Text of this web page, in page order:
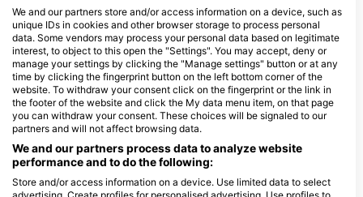
1315 WYNNUM ROAD, 4173
TINGALPA, QLD - استرالیا
MANTA LODGE AND SCUBA
CENTRE, North Stradbroke
Island
132 Dickson Way, 4183 POINT
LOOKOUT, QLD - استرالیا
We and our partners store and/or access information on a device, such as
unique IDs in cookies and other browser storage to process personal
data. Some vendors may process your personal data based on legitimate
interest, to object to this open the "Settings". You may accept, deny or
manage your settings by clicking the "Manage settings" button or at any
time by clicking the fingerprint button on the left bottom corner of the
website. To withdraw your consent click on the fingerprint or the link in
the footer of the website and click the My data menu item, on that page
you can withdraw your consent. These choices will be signaled to our
partners and will not affect browsing data.
We and our partners process data to analyze website
performance and to do the following:
Store and/or access information on a device. Use limited data to select